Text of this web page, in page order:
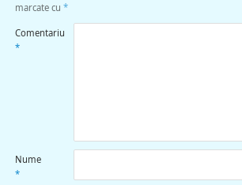
marcate cu *
Comentariu
*
Nume
*